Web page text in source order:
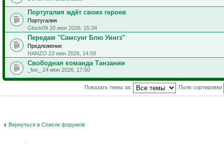
Португалия ждёт своих героев
Португалия
Glock09 20 июн 2026, 15:34
Передам "Самсунг Блю Уингз"
Предложение
HANZO 23 июн 2026, 14:59
Свободная команда Танзании
_fox_ 24 июн 2026, 17:50
Показать темы за: Поле сортировки
Вернуться в Список форумов